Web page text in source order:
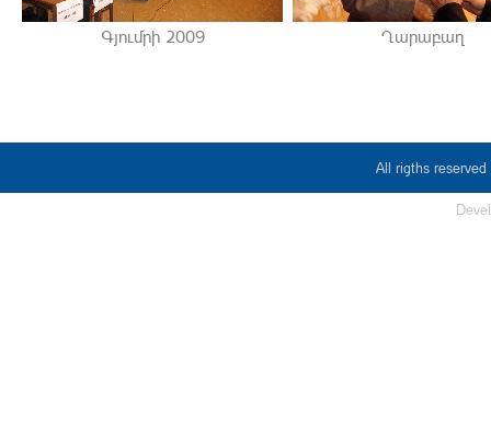
Գյումրի 2009 Ղարաբաղ
All rigths